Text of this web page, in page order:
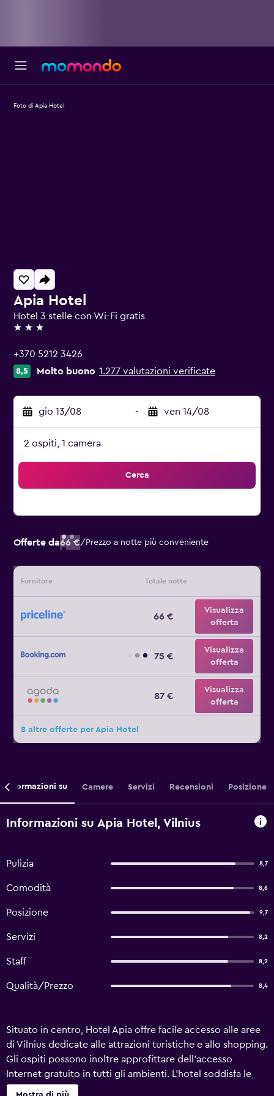
Apia Hotel
Hotel 3 stelle con Wi-Fi gratis
3 stelle
+370 5212 3426
8,5 Molto buono 1.277 valutazioni verificate
gio 13/08 - ven 14/08
2 ospiti, 1 camera
Cerca
Offerte da66 €/ Prezzo a notte più conveniente
Fornitore Totale notte
66 €
Visualizza
offerta
75 €
Visualizza
offerta
87 €
Visualizza
offerta
8 altre offerte per Apia Hotel
Foto di Apia Hotel
Informazioni su Camere Servizi Recensioni Posizione
Informazioni su Apia Hotel, Vilnius
Pulizia 8,7
Comodità 8,6
Posizione 9,7
Servizi 8,2
Staff 8,2
Qualità/Prezzo 8,4
Situato in centro, Hotel Apia offre facile accesso alle aree
di Vilnius dedicate alle attrazioni turistiche e allo shopping.
Gli ospiti possono inoltre approfittare dell'accesso
Internet gratuito in tutti gli ambienti. L'hotel soddisfa le
esigenze delle famiglie che viaggiano con bambini,